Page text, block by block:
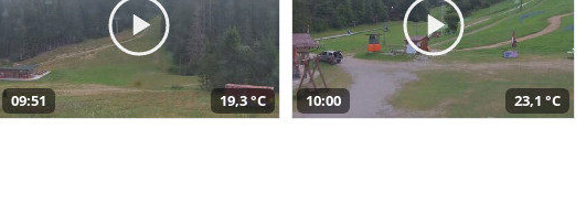
09:51 19,3 °C 10:00 23,1 °C